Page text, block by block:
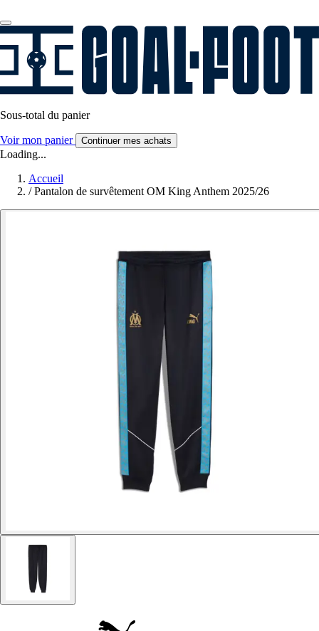
Sous-total du panier
Voir mon panier Continuer mes achats
Loading...
Accueil
/ Pantalon de survêtement OM King Anthem 2025/26